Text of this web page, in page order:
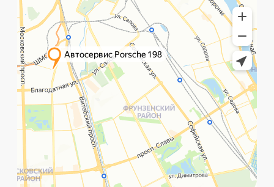
Главная ПозвонитьWhat`s app Контакты Услуги
Политика обработки данных